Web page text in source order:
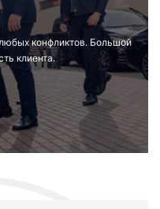
конфликтов. Большой
клиента.